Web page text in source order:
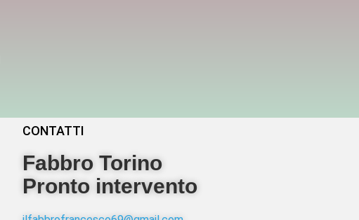
CONTATTI
Fabbro Torino
Pronto intervento